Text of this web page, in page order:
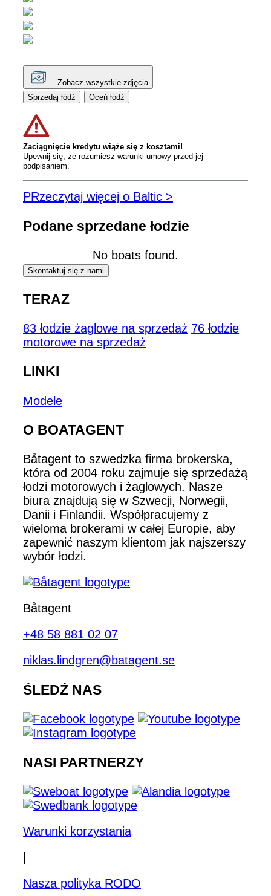
Zobacz wszystkie zdjęcia
Sprzedaj łódź
Oceń łódź
Zaciągnięcie kredytu wiąże się z kosztami!
Upewnij się, że rozumiesz warunki umowy przed jej
podpisaniem.
PRzeczytaj więcej o Baltic >
Podane sprzedane łodzie
No boats found.
Skontaktuj się z nami
TERAZ
83 łodzie żaglowe na sprzedaż 76 łodzie
motorowe na sprzedaż
LINKI
Modele
O BOATAGENT
Båtagent to szwedzka firma brokerska,
która od 2004 roku zajmuje się sprzedażą
łodzi motorowych i żaglowych. Nasze
biura znajdują się w Szwecji, Norwegii,
Danii i Finlandii. Współpracujemy z
wieloma brokerami w całej Europie, aby
zapewnić naszym klientom jak najszerszy
wybór łodzi.
Båtagent
+48 58 881 02 07
niklas.lindgren@batagent.se
ŚLEDŹ NAS
NASI PARTNERZY
Warunki korzystania
Nasza polityka RODO